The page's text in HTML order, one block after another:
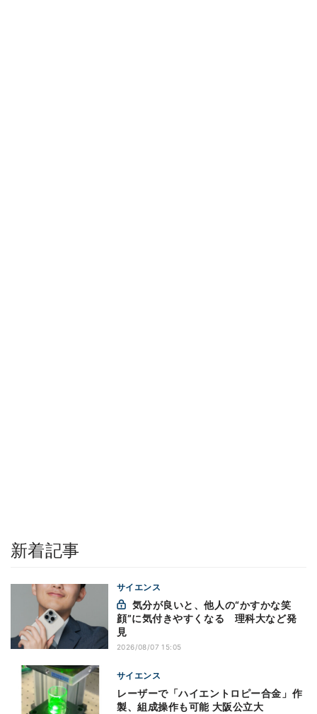
新着記事
サイエンス
顔”に気付きやすくなる 理科大など発
見
2026/08/07 15:05
サイエンス
レーザーで「ハイエントロピー合金」作
製、組成操作も可能 大阪公立大